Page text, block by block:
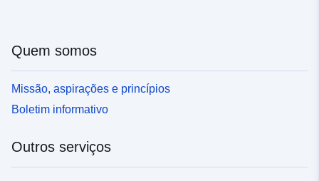
Quem somos
Missão, aspirações e princípios
Boletim informativo
Outros serviços